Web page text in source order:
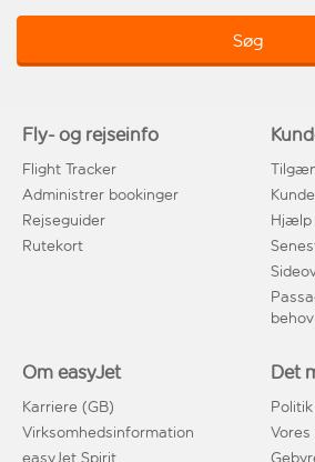
Søg
Fly- og rejseinfo
Flight Tracker
Administrer bookinger
Rejseguider
Rutekort
Hjælp
behov
Om easyJet
Karriere (GB)
Virksomhedsinformation
easyJet Spirit
Det